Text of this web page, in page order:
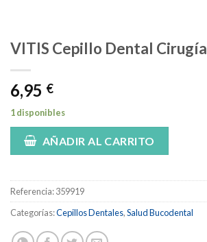
VITIS Cepillo Dental Cirugía
6,95 €
1 disponibles
AÑADIR AL CARRITO
Referencia:359919
Categorías:Cepillos Dentales,Salud Bucodental